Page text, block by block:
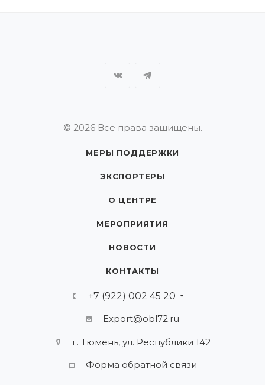
© 2026 Все права защищены.
МЕРЫ ПОДДЕРЖКИ
ЭКСПОРТЕРЫ
О ЦЕНТРЕ
МЕРОПРИЯТИЯ
НОВОСТИ
КОНТАКТЫ
+7 (922) 002 45 20
Export@obl72.ru
г. Тюмень, ул. Республики 142
Форма обратной связи